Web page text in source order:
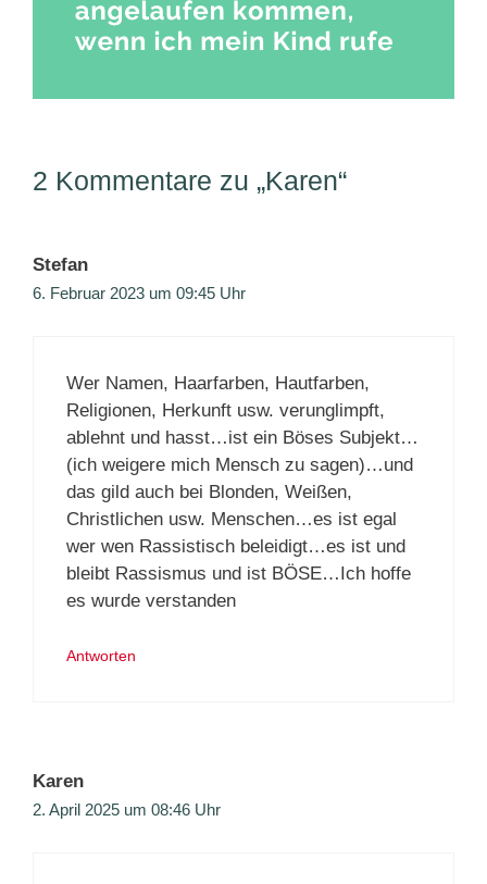
2 Kommentare zu „Karen“
Stefan
6. Februar 2023 um 09:45 Uhr
Wer Namen, Haarfarben, Hautfarben,
Religionen, Herkunft usw. verunglimpft,
ablehnt und hasst…ist ein Böses Subjekt…
(ich weigere mich Mensch zu sagen)…und
das gild auch bei Blonden, Weißen,
Christlichen usw. Menschen…es ist egal
wer wen Rassistisch beleidigt…es ist und
bleibt Rassismus und ist BÖSE…Ich hoffe
es wurde verstanden
Antworten
Karen
2. April 2025 um 08:46 Uhr